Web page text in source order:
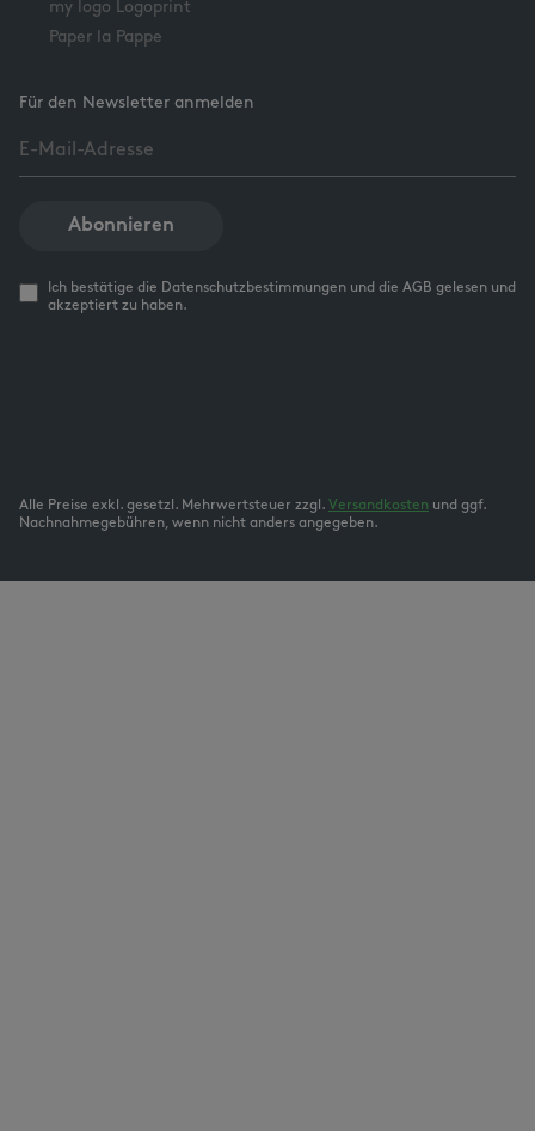
my logo Logoprint
Paper la Pappe
Für den Newsletter anmelden
Abonnieren
Ich bestätige die Datenschutzbestimmungen und die AGB gelesen und
akzeptiert zu haben.
Alle Preise exkl. gesetzl. Mehrwertsteuer zzgl. Versandkosten und ggf.
Nachnahmegebühren, wenn nicht anders angegeben.